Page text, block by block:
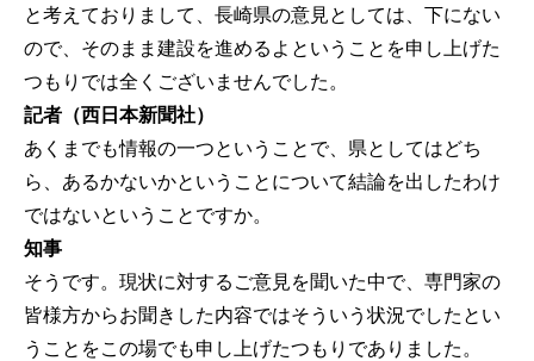
と考えておりまして、長崎県の意見としては、下にない
ので、そのまま建設を進めるよということを申し上げた
つもりでは全くございませんでした。
記者（西日本新聞社）
あくまでも情報の一つということで、県としてはどち
ら、あるかないかということについて結論を出したわけ
ではないということですか。
知事
そうです。現状に対するご意見を聞いた中で、専門家の
皆様方からお聞きした内容ではそういう状況でしたとい
うことをこの場でも申し上げたつもりでありました。